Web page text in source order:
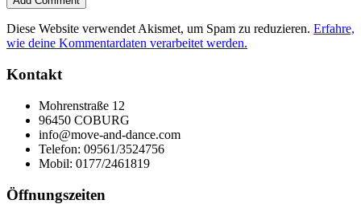
Diese Website verwendet Akismet, um Spam zu reduzieren. Erfahre,
wie deine Kommentardaten verarbeitet werden.
Kontakt
Mohrenstraße 12
96450 COBURG
info@move-and-dance.com
Telefon: 09561/3524756
Mobil: 0177/2461819
Öffnungszeiten